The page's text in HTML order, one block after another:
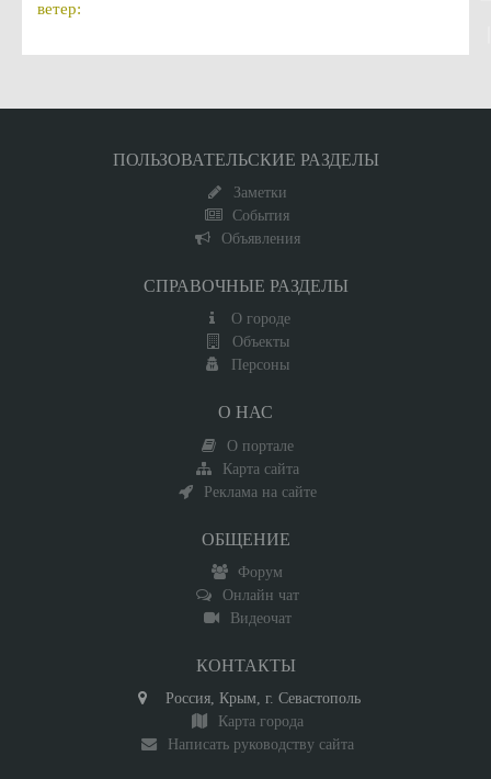
ветер:
ПОЛЬЗОВАТЕЛЬСКИЕ РАЗДЕЛЫ
Заметки
События
Объявления
СПРАВОЧНЫЕ РАЗДЕЛЫ
О городе
Объекты
Персоны
О НАС
О портале
Карта сайта
Реклама на сайте
ОБЩЕНИЕ
Форум
Онлайн чат
Видеочат
КОНТАКТЫ
Россия, Крым, г. Севастополь
Карта города
Написать руководству сайта